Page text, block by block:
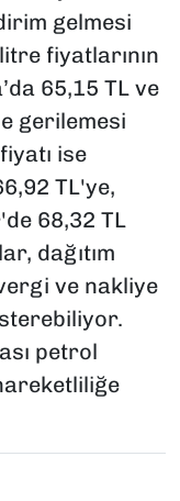
gelmesi
fiyatlarının
65,15 TL ve
gerilemesi
ise
TL'ye,
68,32 TL
dağıtım
ve nakliye
petrol